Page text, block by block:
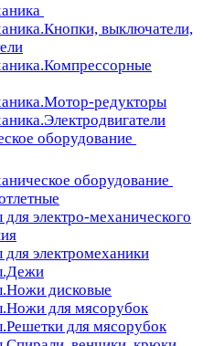
выключатели,
редукторы
оборудование
оборудование
электро-механического
электромеханики
дисковые
для мясорубок
для мясорубок